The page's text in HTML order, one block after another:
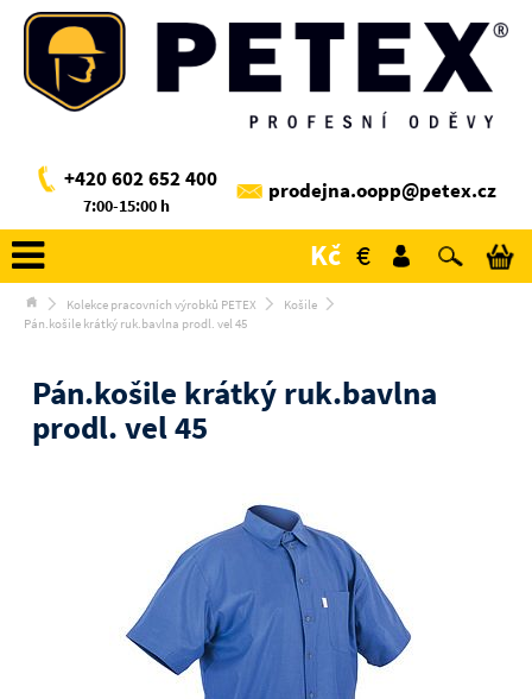
+420 602 652 400
7:00-15:00 h
prodejna.oopp@petex.cz
Kč €
Kolekce pracovních výrobků PETEX
Košile
Pán.košile krátký ruk.bavlna prodl. vel 45
Pán.košile krátký ruk.bavlna
prodl. vel 45